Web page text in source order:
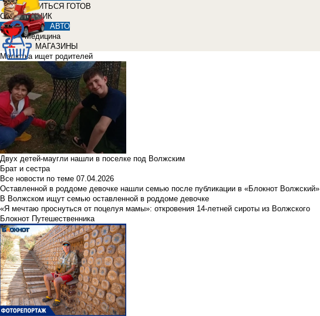
УЧИТЬСЯ ГОТОВ
СПРАВОЧНИК
АВТО
Медицина
МАГАЗИНЫ
Малютка ищет родителей
Двух детей-маугли нашли в поселке под Волжским
Брат и сестра
Все новости по теме 07.04.2026
Оставленной в роддоме девочке нашли семью после публикации в «Блокнот Волжский»
В Волжском ищут семью оставленной в роддоме девочке
«Я мечтаю проснуться от поцелуя мамы»: откровения 14-летней сироты из Волжского
Блокнот Путешественника